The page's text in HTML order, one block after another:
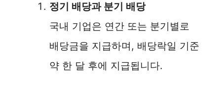
정기 배당과 분기 배당
국내 기업은 연간 또는 분기별로
배당금을 지급하며, 배당락일 기준
약 한 달 후에 지급됩니다.